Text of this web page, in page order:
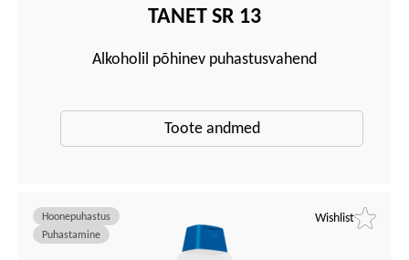
TANET SR 13
Alkoholil põhinev puhastusvahend
Toote andmed
Wishlist
Hoonepuhastus
Puhastamine